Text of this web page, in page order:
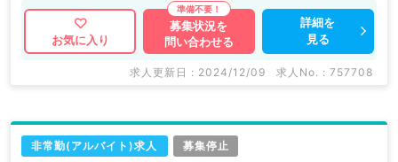
お気に入り
募集状況を
問い合わせる
詳細を
見る
求人更新日 : 2024/12/09 求人No. : 757708
非常勤(アルバイト)求人 募集停止